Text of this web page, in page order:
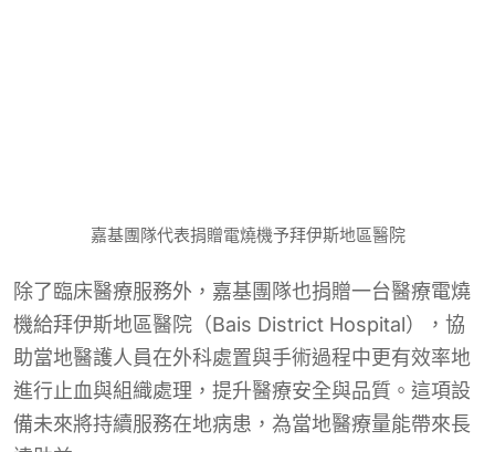
嘉基團隊代表捐贈電燒機予拜伊斯地區醫院
除了臨床醫療服務外，嘉基團隊也捐贈一台醫療電燒
機給拜伊斯地區醫院（Bais District Hospital），協
助當地醫護人員在外科處置與手術過程中更有效率地
進行止血與組織處理，提升醫療安全與品質。這項設
備未來將持續服務在地病患，為當地醫療量能帶來長